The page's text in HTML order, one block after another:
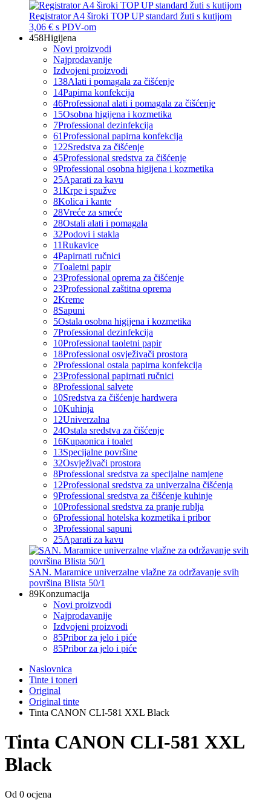
Registrator A4 široki TOP UP standard žuti s kutijom
3,06 € s PDV-om
458Higijena
Novi proizvodi
Najprodavanije
Izdvojeni proizvodi
138Alati i pomagala za čišćenje
14Papirna konfekcija
46Professional alati i pomagala za čišćenje
15Osobna higijena i kozmetika
7Professional dezinfekcija
61Professional papirna konfekcija
122Sredstva za čišćenje
45Professional sredstva za čišćenje
9Professional osobna higijena i kozmetika
25Aparati za kavu
31Krpe i spužve
8Kolica i kante
28Vreće za smeće
28Ostali alati i pomagala
32Podovi i stakla
11Rukavice
4Papirnati ručnici
7Toaletni papir
23Professional oprema za čišćenje
23Professional zaštitna oprema
2Kreme
8Sapuni
5Ostala osobna higijena i kozmetika
7Professional dezinfekcija
10Professional taoletni papir
18Professional osvježivači prostora
2Professional ostala papirna konfekcija
23Professional papirnati ručnici
8Professional salvete
10Sredstva za čišćenje hardwera
10Kuhinja
12Univerzalna
24Ostala sredstva za čišćenje
16Kupaonica i toalet
13Specijalne površine
32Osvježivači prostora
8Professional sredstva za specijalne namjene
12Professional sredstva za univerzalna čišćenja
9Professional sredstva za čišćenje kuhinje
10Professional sredstva za pranje rublja
6Professional hotelska kozmetika i pribor
3Professional sapuni
25Aparati za kavu
SAN. Maramice univerzalne vlažne za održavanje svih
površina Blista 50/1
89Konzumacija
Novi proizvodi
Najprodavanije
Izdvojeni proizvodi
85Pribor za jelo i piće
85Pribor za jelo i piće
Naslovnica
Tinte i toneri
Original
Original tinte
Tinta CANON CLI-581 XXL Black
Tinta CANON CLI-581 XXL
Black
Od 0 ocjena